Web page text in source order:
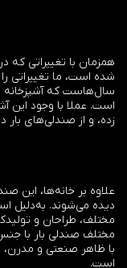
همزمان با تغییراتی
شده است، ما تغییراتی
سال‌هاست که آشپزخانه
است. عملا با وجود این
زده، و از صندلی‌های بار
علاوه بر خانه‌ها، این
دیده می‌شوند. به‌دلیل
مختلف، طراحان و
مختلف صندلی بار با
با ظاهر صنعتی و
است.